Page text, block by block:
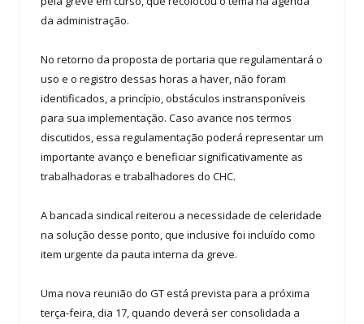
da administração.
No retorno da proposta de portaria que regulamentará o
uso e o registro dessas horas a haver, não foram
identificados, a princípio, obstáculos instransponíveis
para sua implementação. Caso avance nos termos
discutidos, essa regulamentação poderá representar um
importante avanço e beneficiar significativamente as
trabalhadoras e trabalhadores do CHC.
A bancada sindical reiterou a necessidade de celeridade
na solução desse ponto, que inclusive foi incluído como
item urgente da pauta interna da greve.
Uma nova reunião do GT está prevista para a próxima
terça-feira, dia 17, quando deverá ser consolidada a